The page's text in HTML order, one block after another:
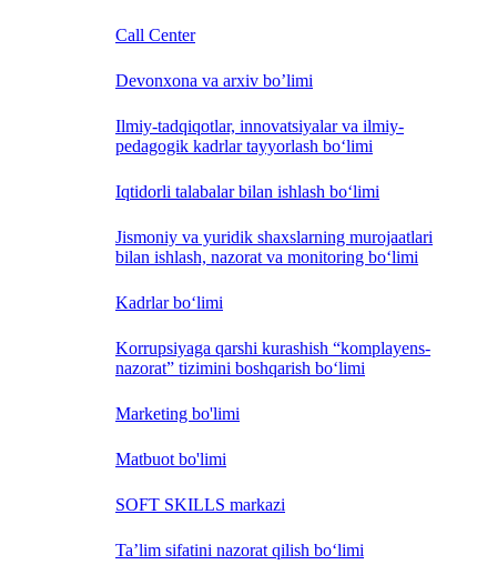
Call Center
Devonxona va arxiv bo’limi
Ilmiy-tadqiqotlar, innovatsiyalar va ilmiy-
pedagogik kadrlar tayyorlash bo‘limi
Iqtidorli talabalar bilan ishlash bo‘limi
Jismoniy va yuridik shaxslarning murojaatlari
bilan ishlash, nazorat va monitoring bo‘limi
Kadrlar bo‘limi
Korrupsiyaga qarshi kurashish “komplayens-
nazorat” tizimini boshqarish bo‘limi
Marketing bo'limi
Matbuot bo'limi
SOFT SKILLS markazi
Ta’lim sifatini nazorat qilish bo‘limi